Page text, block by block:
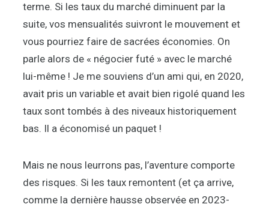
terme. Si les taux du marché diminuent par la
suite, vos mensualités suivront le mouvement et
vous pourriez faire de sacrées économies. On
parle alors de « négocier futé » avec le marché
lui-même ! Je me souviens d’un ami qui, en 2020,
avait pris un variable et avait bien rigolé quand les
taux sont tombés à des niveaux historiquement
bas. Il a économisé un paquet !
Mais ne nous leurrons pas, l’aventure comporte
des risques. Si les taux remontent (et ça arrive,
comme la dernière hausse observée en 2023-